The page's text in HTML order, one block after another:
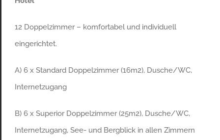
12 Doppelzimmer – komfortabel und individuell
eingerichtet.
A) 6 x Standard Doppelzimmer (16m2), Dusche/WC,
Internetzugang
B) 6 x Superior Doppelzimmer (25m2), Dusche/WC,
Internetzugang, See- und Bergblick in allen Zimmern